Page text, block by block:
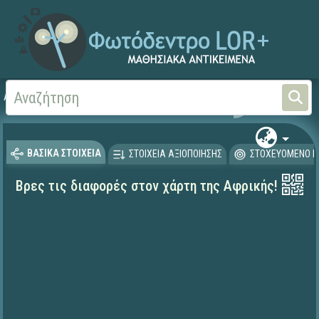
Αρχική Γεωγραφία-Γεωλογία
ΒΑΣΙΚΑ ΣΤΟΙΧΕΙΑ ΣΤΟΙΧΕΙΑ ΑΞΙΟΠΟΙΗΣΗΣ ΣΤΟΧΕΥΟΜΕΝΟ
Βρες τις διαφορές στον χάρτη της Αφρικής!